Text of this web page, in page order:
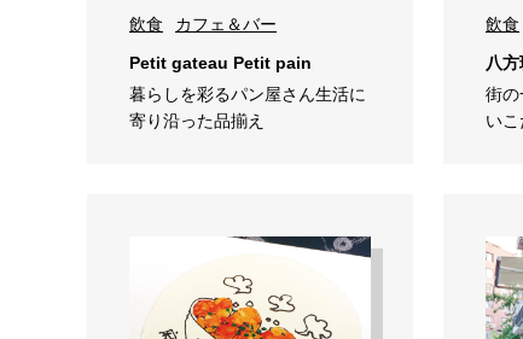
飲食
カフェ＆バー
Petit gateau Petit pain
暮らしを彩るパン屋さん生活に
寄り沿った品揃え
飲食
八
街の
い